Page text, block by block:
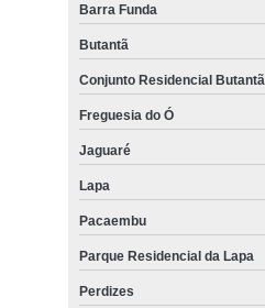
Barra Funda
Butantã
Conjunto Residencial Butantã
Freguesia do Ó
Jaguaré
Lapa
Pacaembu
Parque Residencial da Lapa
Perdizes